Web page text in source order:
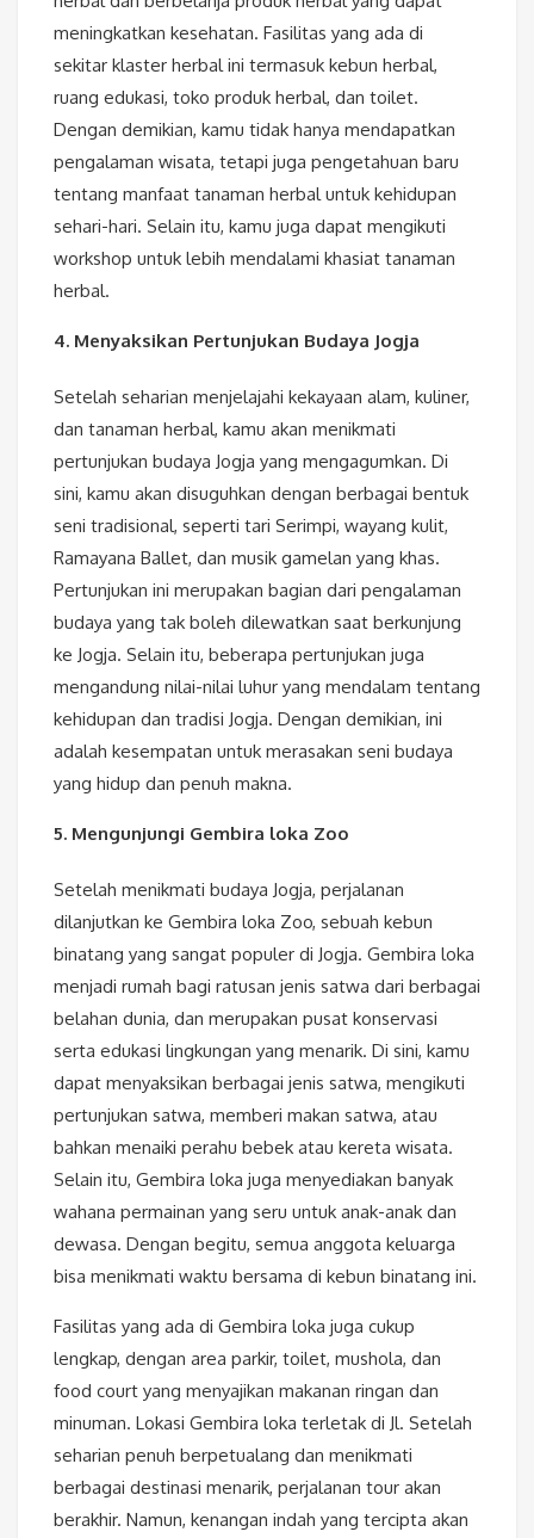
meningkatkan kesehatan. Fasilitas yang ada di
sekitar klaster herbal ini termasuk kebun herbal,
ruang edukasi, toko produk herbal, dan toilet.
Dengan demikian, kamu tidak hanya mendapatkan
pengalaman wisata, tetapi juga pengetahuan baru
tentang manfaat tanaman herbal untuk kehidupan
sehari-hari. Selain itu, kamu juga dapat mengikuti
workshop untuk lebih mendalami khasiat tanaman
herbal.
4. Menyaksikan Pertunjukan Budaya Jogja
Setelah seharian menjelajahi kekayaan alam, kuliner,
dan tanaman herbal, kamu akan menikmati
pertunjukan budaya Jogja yang mengagumkan. Di
sini, kamu akan disuguhkan dengan berbagai bentuk
seni tradisional, seperti tari Serimpi, wayang kulit,
Ramayana Ballet, dan musik gamelan yang khas.
Pertunjukan ini merupakan bagian dari pengalaman
budaya yang tak boleh dilewatkan saat berkunjung
ke Jogja. Selain itu, beberapa pertunjukan juga
mengandung nilai-nilai luhur yang mendalam tentang
kehidupan dan tradisi Jogja. Dengan demikian, ini
adalah kesempatan untuk merasakan seni budaya
yang hidup dan penuh makna.
5. Mengunjungi Gembira loka Zoo
Setelah menikmati budaya Jogja, perjalanan
dilanjutkan ke Gembira loka Zoo, sebuah kebun
binatang yang sangat populer di Jogja. Gembira loka
menjadi rumah bagi ratusan jenis satwa dari berbagai
belahan dunia, dan merupakan pusat konservasi
serta edukasi lingkungan yang menarik. Di sini, kamu
dapat menyaksikan berbagai jenis satwa, mengikuti
pertunjukan satwa, memberi makan satwa, atau
bahkan menaiki perahu bebek atau kereta wisata.
Selain itu, Gembira loka juga menyediakan banyak
wahana permainan yang seru untuk anak-anak dan
dewasa. Dengan begitu, semua anggota keluarga
bisa menikmati waktu bersama di kebun binatang ini.
Fasilitas yang ada di Gembira loka juga cukup
lengkap, dengan area parkir, toilet, mushola, dan
food court yang menyajikan makanan ringan dan
minuman. Lokasi Gembira loka terletak di Jl. Setelah
seharian penuh berpetualang dan menikmati
berbagai destinasi menarik, perjalanan tour akan
berakhir. Namun, kenangan indah yang tercipta akan